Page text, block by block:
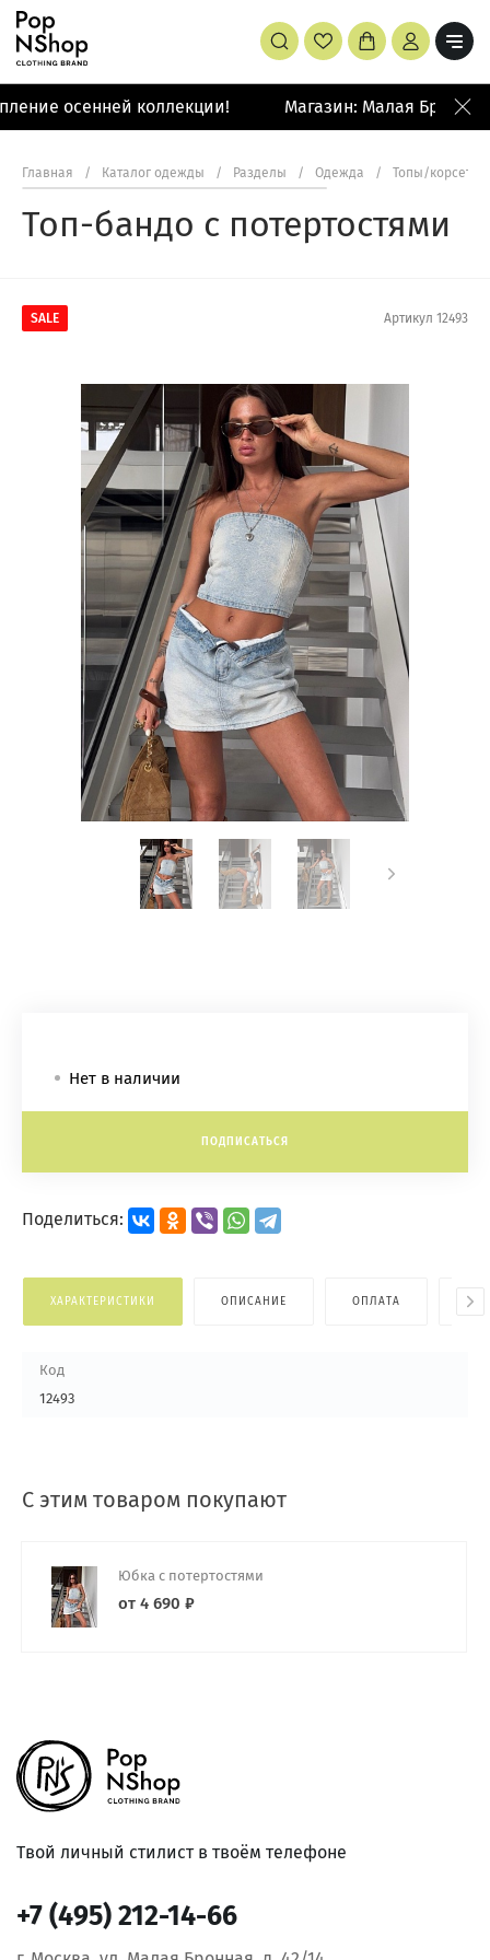
осенней коллекции! Магазин: Малая Бронная
Главная / Каталог одежды / Разделы / Одежда / Топы/корсеты
Топ-бандо с потертостями
SALE Артикул 12493
Нет в наличии
ПОДПИСАТЬСЯ
Поделиться:
ХАРАКТЕРИСТИКИ ОПИСАНИЕ ОПЛАТА
Код
12493
С этим товаром покупают
Юбка с потертостями
от 4 690 ₽
Твой личный стилист в твоём телефоне
+7 (495) 212-14-66